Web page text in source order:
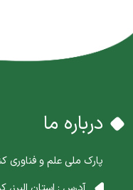
درباره ما
پارک ملی علم و فناوری